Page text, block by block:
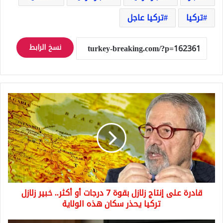
تركيا
تركيا عاجل
نسخ الرابط
قادرة
على
إنتاج
زلازل
بقوة
7
درجات
أو
أكثر..
قادرة على إنتاج زلازل بقوة 7 درجات أو أكثر.. خبير زلازل
تركيا يحذر سكان هذه الولاية